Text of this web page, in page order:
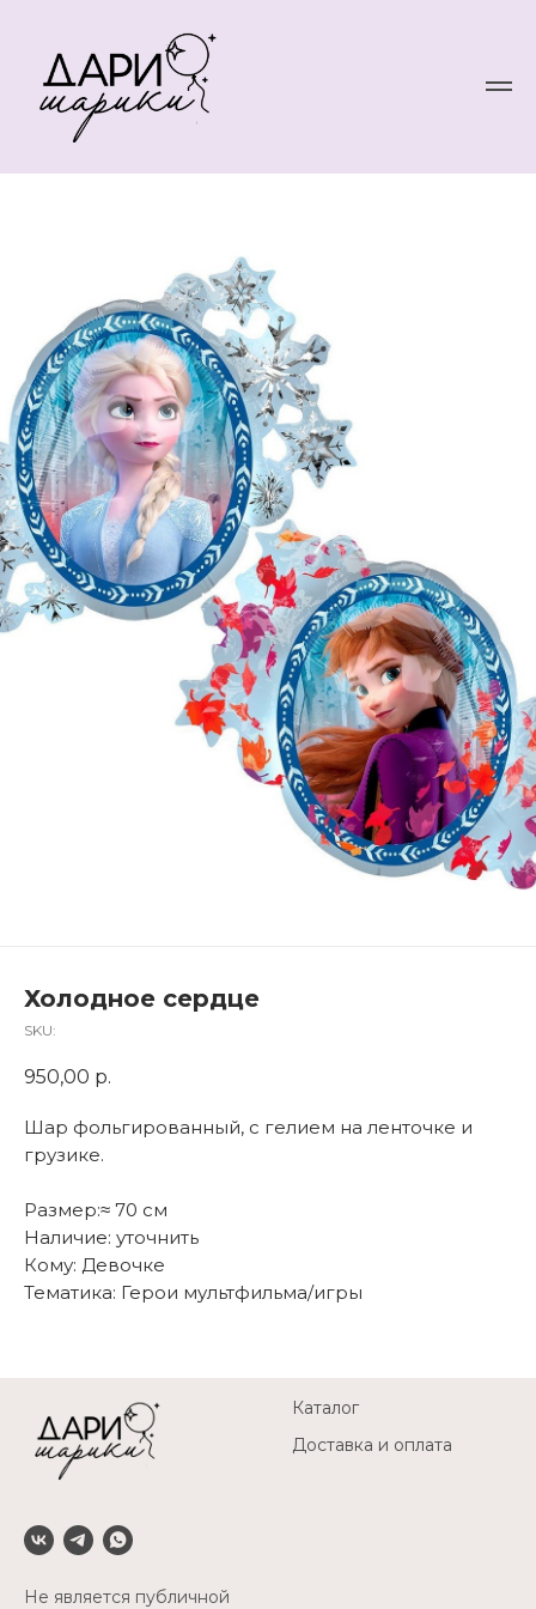
Холодное сердце
SKU:
950,00 р.
Шар фольгированный, с гелием на ленточке и
грузике.
Размер:≈ 70 см
Наличие: уточнить
Кому: Девочке
Тематика: Герои мультфильма/игры
Не является публичной
Каталог
Доставка и оплата